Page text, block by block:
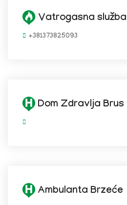
Vatrogasna
+381373825093
Dom Zdravlja Brus
Ambulanta Brzeće